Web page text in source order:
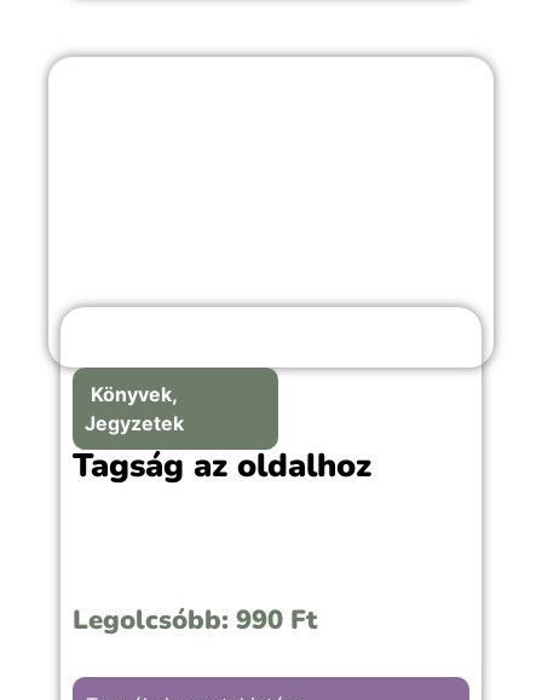
Könyvek,
Jegyzetek
Tagság az oldalhoz
Legolcsóbb: 990 Ft